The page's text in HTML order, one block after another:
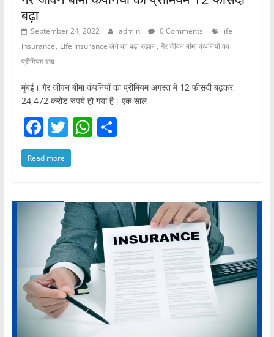
बढ़ा
September 24, 2022 admin 0 Comments
life
insurance, Life Insurance लेने का बढ़ा रुझान, गैर जीवन बीमा कंपनियों का
प्रीमियम बढ़ा
मुंबई। गैर जीवन बीमा कंपनियों का प्रीमियम अगस्त में 12 फीसदी बढ़कर
24,472 करोड़ रुपये हो गया है। एक साल
F
a
c
b
o
k
T
w
itt
W
A
p
p
S
Read more